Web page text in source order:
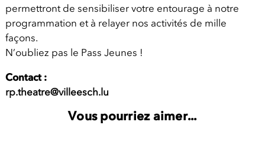
permettront de sensibiliser votre entourage à notre
programmation et à relayer nos activités de mille
façons.
N’oubliez pas le Pass Jeunes !
Contact :
rp.theatre@villeesch.lu
Vous pourriez aimer...